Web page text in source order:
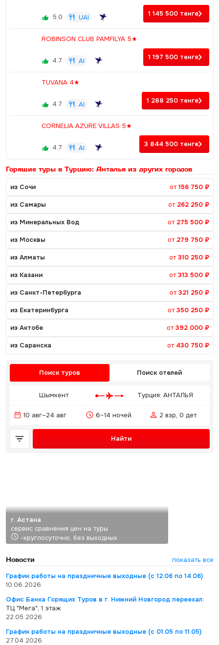
5.0 UAI 1 145 500 тенге
ROBINSON CLUB PAMFILYA 5★
4.7 AI 1 197 500 тенге
TUVANA 4★
4.7 AI 1 288 250 тенге
CORNELIA AZURE VILLAS 5★
4.7 AI 3 844 500 тенге
Горящие туры в Турцию: Анталья из других городов
из Сочи от 156 750 ₽
из Самары от 262 250 ₽
из Минеральных Вод от 275 500 ₽
из Москвы от 279 750 ₽
из Алматы от 310 250 ₽
из Казани от 313 500 ₽
из Санкт-Петербурга от 321 250 ₽
из Екатеринбурга от 350 250 ₽
из Актобе от 392 000 ₽
из Саранска от 430 750 ₽
Поиск туров Поиск отелей
Шымкент Турция: АНТАЛЬЯ
10 авг–24 авг 6–14 ночей 2 взр, 0 дет
Найти
г. Астана
сервис сравнения цен на туры
-круглосуточно, без выходных
Новости
показать все
График работы на праздничные выходные (с 12.06 по 14.06)
10.06.2026
Офис Банка Горящих Туров в г. Нижний Новгород переехал:
ТЦ "Мега", 1 этаж
22.05.2026
График работы на праздничные выходные (с 01.05 по 11.05)
27.04.2026